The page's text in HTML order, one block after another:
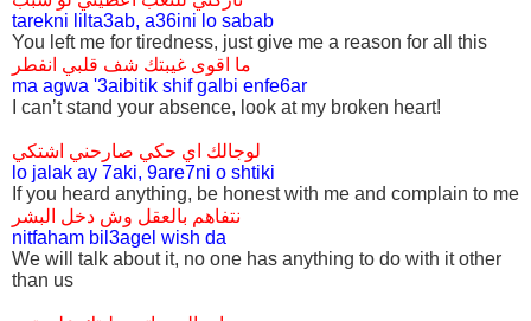
tarekni lilta3ab, a36ini lo sabab
You left me for tiredness, just give me a reason for all this
ما اقوى غيبتك شف قلبي انفطر
ma agwa '3aibitik shif galbi enfe6ar
I can’t stand your absence, look at my broken heart!
لوجالك اي حكي صارحني اشتكي
lo jalak ay 7aki, 9are7ni o shtiki
If you heard anything, be honest with me and complain to me
نتفاهم بالعقل وش دخل البشر
nitfaham bil3agel wish da
We will talk about it, no one has anything to do with it other
than us